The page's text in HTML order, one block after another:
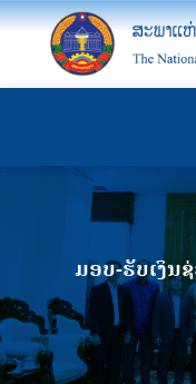
ມອບ-ຮັບເງິນ